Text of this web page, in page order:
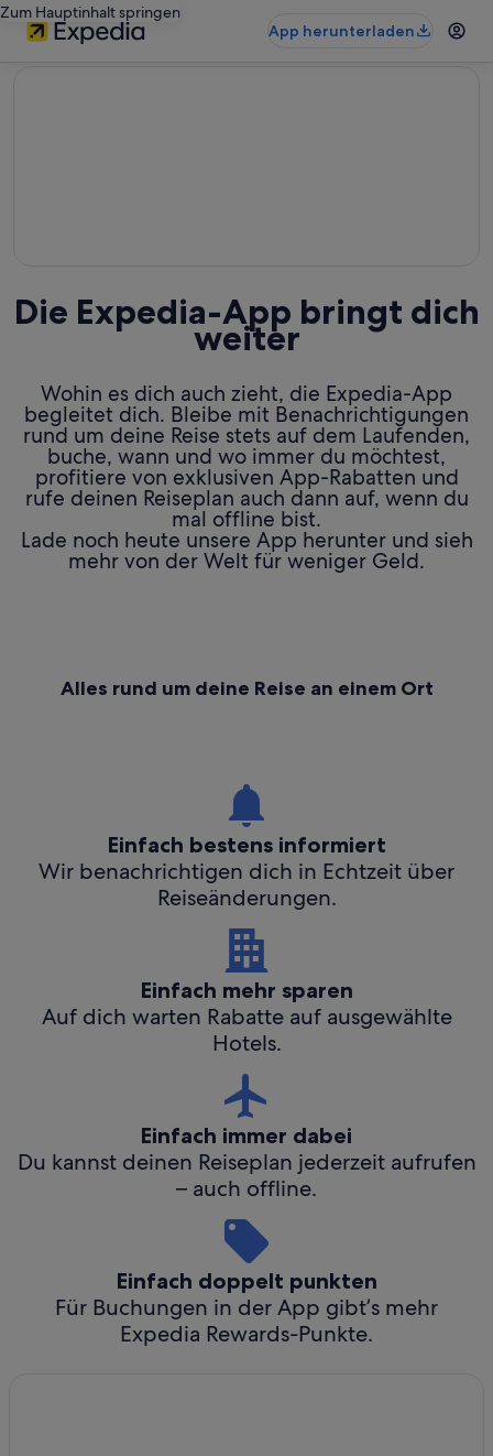
Zum Hauptinhalt springen
App herunterladen
Die Expedia-App bringt dich
weiter
Wohin es dich auch zieht, die Expedia-App
begleitet dich. Bleibe mit Benachrichtigungen
rund um deine Reise stets auf dem Laufenden,
buche, wann und wo immer du möchtest,
profitiere von exklusiven App-Rabatten und
rufe deinen Reiseplan auch dann auf, wenn du
mal offline bist.
Lade noch heute unsere App herunter und sieh
mehr von der Welt für weniger Geld.
Alles rund um deine Reise an einem Ort
Einfach bestens informiert
Wir benachrichtigen dich in Echtzeit über
Reiseänderungen.
Einfach mehr sparen
Auf dich warten Rabatte auf ausgewählte
Hotels.
Einfach immer dabei
Du kannst deinen Reiseplan jederzeit aufrufen
– auch offline.
Einfach doppelt punkten
Für Buchungen in der App gibt’s mehr
Expedia Rewards-Punkte.